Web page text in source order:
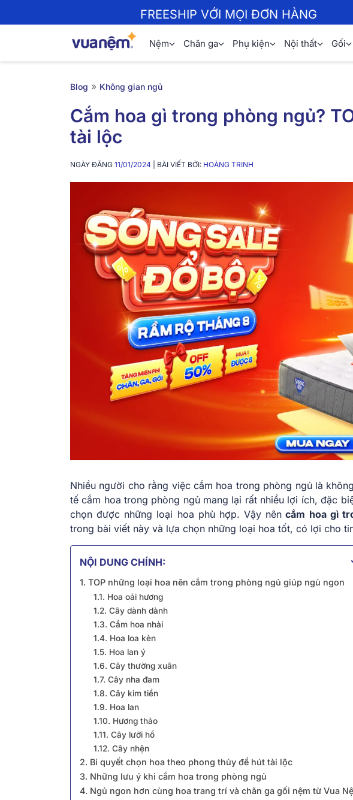
FREESHIP VỚI MỌI ĐƠN HÀNG
Nệm Chăn ga Phụ kiện Nội thất Gối
Blog » Không gian ngủ
Cắm hoa gì trong phòng ngủ?
tài lộc
NGÀY ĐĂNG 11/01/2024 | BÀI VIẾT BỞI: HOÀNG TRINH
Nhiều người cho rằng việc cắm hoa trong phòng ngủ là
tế cắm hoa trong phòng ngủ mang lại rất nhiều lợi ích, đặc
chọn được những loại hoa phù hợp. Vậy nên cắm hoa gì
trong bài viết này và lựa chọn những loại hoa tốt, có lợi cho
NỘI DUNG CHÍNH:
1. TOP những loại hoa nên cắm trong phòng ngủ giúp ngủ ngon
1.1. Hoa oải hương
1.2. Cây dành dành
1.3. Cắm hoa nhài
1.4. Hoa loa kèn
1.5. Hoa lan ý
1.6. Cây thường xuân
1.7. Cây nha đam
1.8. Cây kim tiền
1.9. Hoa lan
1.10. Hương thảo
1.11. Cây lưỡi hổ
1.12. Cây nhện
2. Bí quyết chọn hoa theo phong thủy để hút tài lộc
3. Những lưu ý khi cắm hoa trong phòng ngủ
4. Ngủ ngon hơn cùng hoa trang trí và chăn ga gối nệm từ Vua